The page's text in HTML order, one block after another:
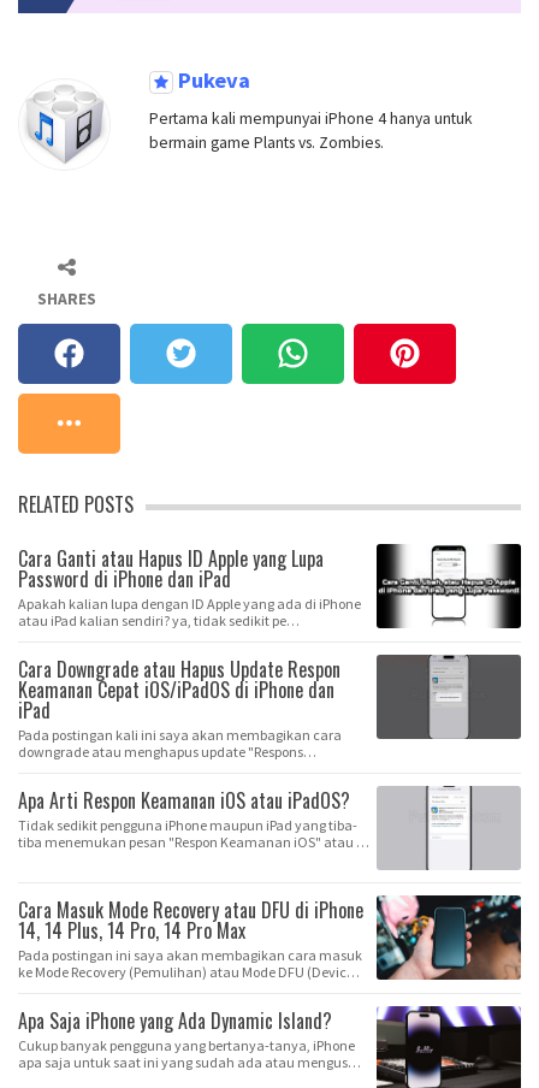
Pukeva
Pertama kali mempunyai iPhone 4 hanya untuk
bermain game Plants vs. Zombies.
SHARES
RELATED POSTS
Cara Ganti atau Hapus ID Apple yang Lupa
Password di iPhone dan iPad
Apakah kalian lupa dengan ID Apple yang ada di iPhone
atau iPad kalian sendiri? ya, tidak sedikit pe…
Cara Downgrade atau Hapus Update Respon
Keamanan Cepat iOS/iPadOS di iPhone dan
iPad
Pada postingan kali ini saya akan membagikan cara
downgrade atau menghapus update "Respons
Apa Arti Respon Keamanan iOS atau iPadOS?
Tidak sedikit pengguna iPhone maupun iPad yang tiba-
tiba menemukan pesan "Respon Keamanan iOS" atau …
Cara Masuk Mode Recovery atau DFU di iPhone
14, 14 Plus, 14 Pro, 14 Pro Max
Pada postingan ini saya akan membagikan cara masuk
ke Mode Recovery (Pemulihan) atau Mode DFU (Devic…
Apa Saja iPhone yang Ada Dynamic Island?
Cukup banyak pengguna yang bertanya-tanya, iPhone
apa saja untuk saat ini yang sudah ada atau mengus…